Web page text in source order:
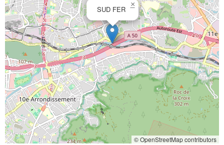
SUD FER
×
© OpenStreetMap contributors